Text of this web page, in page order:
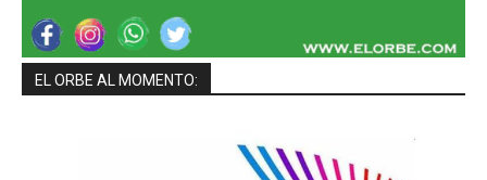
EL ORBE AL MOMENTO: